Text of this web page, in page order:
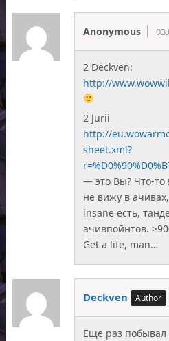
Anonymous
2 Deckven:
http://
2 Jurii
http://
sheet.xml?
— это Вы? Что-то
не вижу в
insane есть,
ачивпойнтов.
Get a life, man…
Deckven
Еще раз побывал